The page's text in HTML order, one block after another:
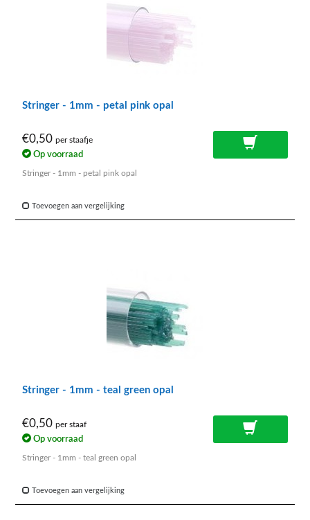
Stringer - 1mm - petal pink opal
€0,50 per staafje
Op voorraad
Stringer - 1mm - petal pink opal
Toevoegen aan vergelijking
Stringer - 1mm - teal green opal
€0,50 per staaf
Op voorraad
Stringer - 1mm - teal green opal
Toevoegen aan vergelijking